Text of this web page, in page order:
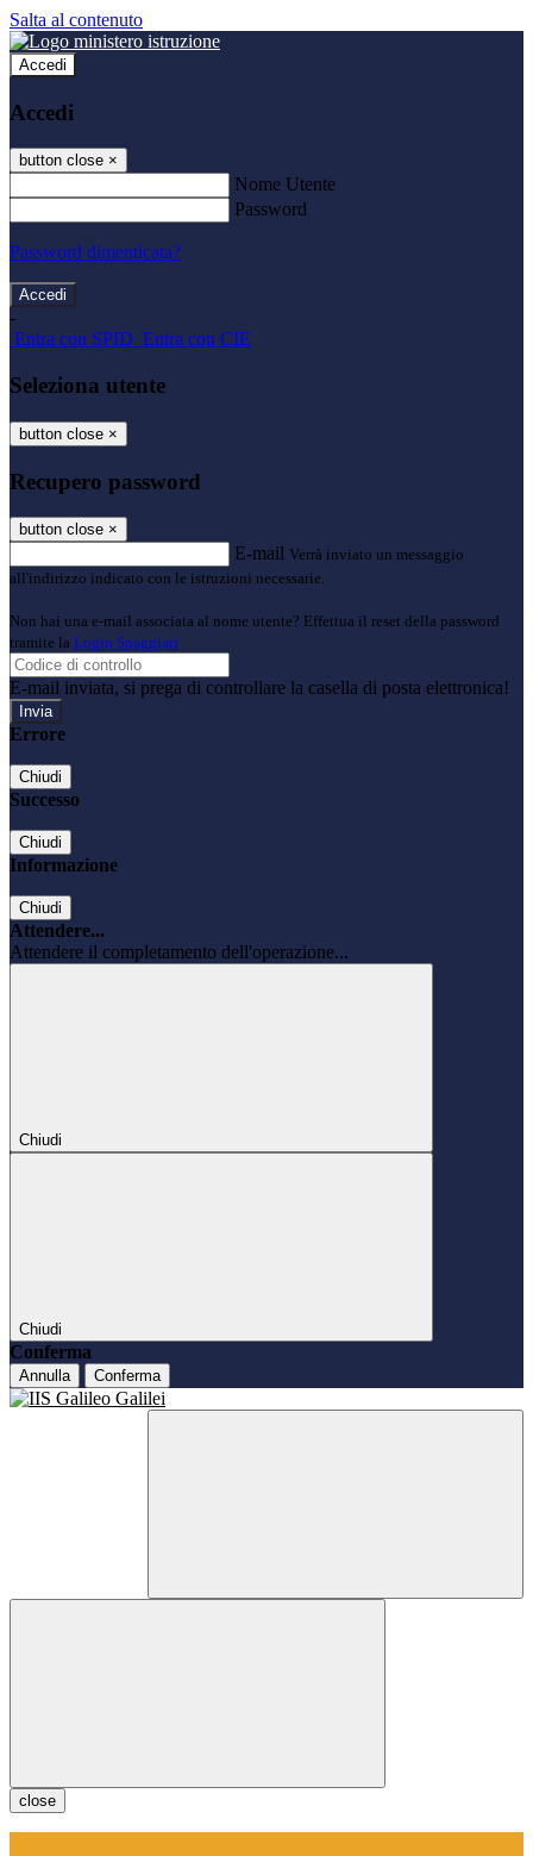
Salta al contenuto
Accedi
Accedi
button close ×
Nome Utente
Password
Password dimenticata?
-
Entra con SPID Entra con CIE
Seleziona utente
button close ×
Recupero password
button close ×
E-mail Verrà inviato un messaggio
all'indirizzo indicato con le istruzioni necessarie.
Non hai una e-mail associata al nome utente? Effettua il reset della password
tramite la Login Spaggiari
E-mail inviata, si prega di controllare la casella di posta elettronica!
Errore
Chiudi
Successo
Chiudi
Informazione
Chiudi
Attendere...
Attendere il completamento dell'operazione...
Chiudi
Chiudi
Conferma
Annulla Conferma
close